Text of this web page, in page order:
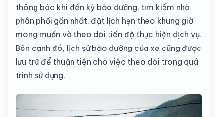
thông báo khi đến kỳ bảo dưỡng, tìm kiếm nhà
phân phối gần nhất, đặt lịch hẹn theo khung giờ
mong muốn và theo dõi tiến độ thực hiện dịch vụ.
Bên cạnh đó, lịch sử bảo dưỡng của xe cũng được
lưu trữ để thuận tiện cho việc theo dõi trong quá
trình sử dụng.